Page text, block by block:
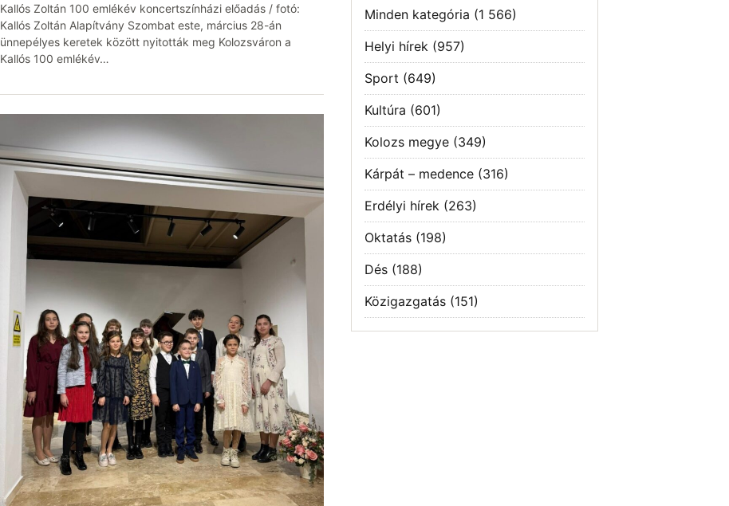
Kallós Zoltán 100 emlékév koncertszínházi előadás / fotó:
Kallós Zoltán Alapítvány Szombat este, március 28-án
ünnepélyes keretek között nyitották meg Kolozsváron a
Kallós 100 emlékév…
Minden kategória (1 566)
Helyi hírek (957)
Sport (649)
Kultúra (601)
Kolozs megye (349)
Kárpát – medence (316)
Erdélyi hírek (263)
Oktatás (198)
Dés (188)
Közigazgatás (151)